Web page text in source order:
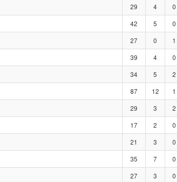
29 4 0
42 5 0
27 0 1
39 4 0
34 5 2
87 12 1
29 3 2
17 2 0
21 3 0
35 7 0
27 3 0